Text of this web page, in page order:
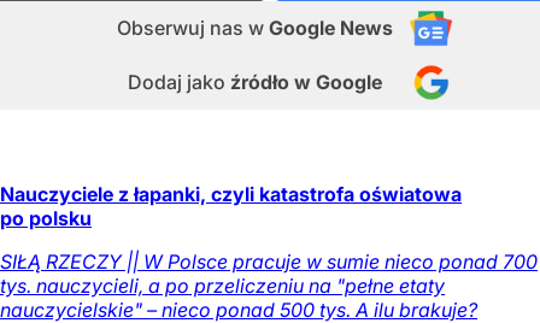
Obserwuj nas w Google News
Dodaj jako źródło w Google
Nauczyciele z łapanki, czyli katastrofa oświatowa
po polsku
SIŁĄ RZECZY || W Polsce pracuje w sumie nieco ponad 700
tys. nauczycieli, a po przeliczeniu na "pełne etaty
nauczycielskie" – nieco ponad 500 tys. A ilu brakuje?